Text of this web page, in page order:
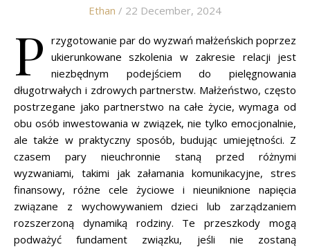
Ethan / 22 December, 2024
P rzygotowanie par do wyzwań małżeńskich poprzez
ukierunkowane szkolenia w zakresie relacji jest
niezbędnym podejściem do pielęgnowania
długotrwałych i zdrowych partnerstw. Małżeństwo, często
postrzegane jako partnerstwo na całe życie, wymaga od
obu osób inwestowania w związek, nie tylko emocjonalnie,
ale także w praktyczny sposób, budując umiejętności. Z
czasem pary nieuchronnie staną przed różnymi
wyzwaniami, takimi jak załamania komunikacyjne, stres
finansowy, różne cele życiowe i nieuniknione napięcia
związane z wychowywaniem dzieci lub zarządzaniem
rozszerzoną dynamiką rodziny. Te przeszkody mogą
podważyć fundament związku, jeśli nie zostaną